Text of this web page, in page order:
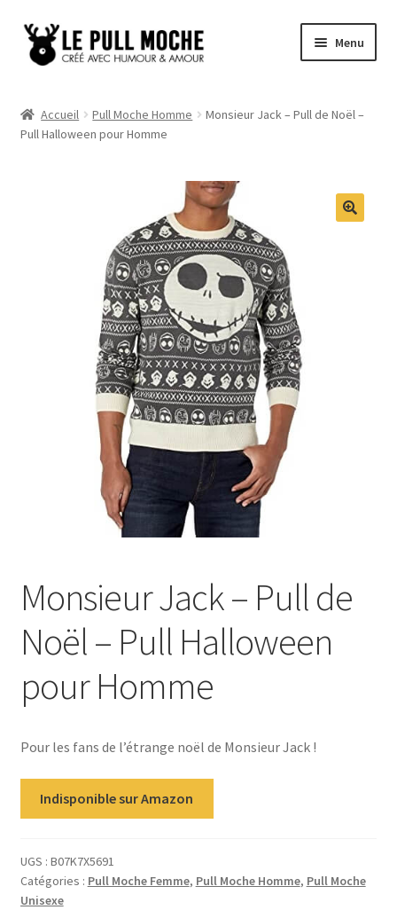
Aller
Aller
au
Menu
Pull Noël Femme
Pull Noël Promo
Accueil Pull Moche Homme
Monsieur Jack – Pull de Noël –
Pull Halloween pour Homme
Monsieur Jack – Pull de
Noël – Pull Halloween
pour Homme
Pour les fans de l’étrange noël de Monsieur Jack !
Indisponible sur Amazon
UGS : B07K7X5691
Catégories : Pull Moche Femme, Pull Moche Homme, Pull Moche
Unisexe